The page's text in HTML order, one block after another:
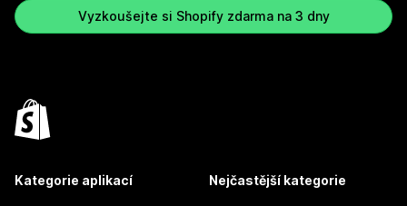
Vyzkoušejte si Shopify zdarma na 3 dny
Kategorie aplikací Nejčastější kategorie